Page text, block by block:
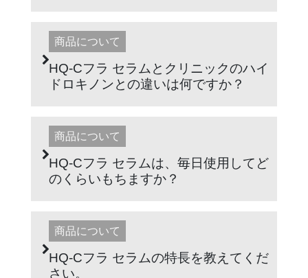
商品について
HQ-Cフラ セラムとクリニックのハイ
ドロキノンとの違いは何ですか？
商品について
HQ-Cフラ セラムは、毎日使用してど
のくらいもちますか？
商品について
HQ-Cフラ セラムの特長を教えてくだ
さい。